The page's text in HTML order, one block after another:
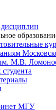
М.В.
МГУ